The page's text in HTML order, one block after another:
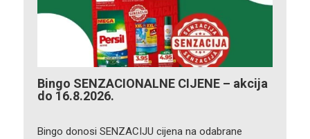
Bingo SENZACIONALNE CIJENE – akcija
do 16.8.2026.
Bingo donosi SENZACIJU cijena na odabrane